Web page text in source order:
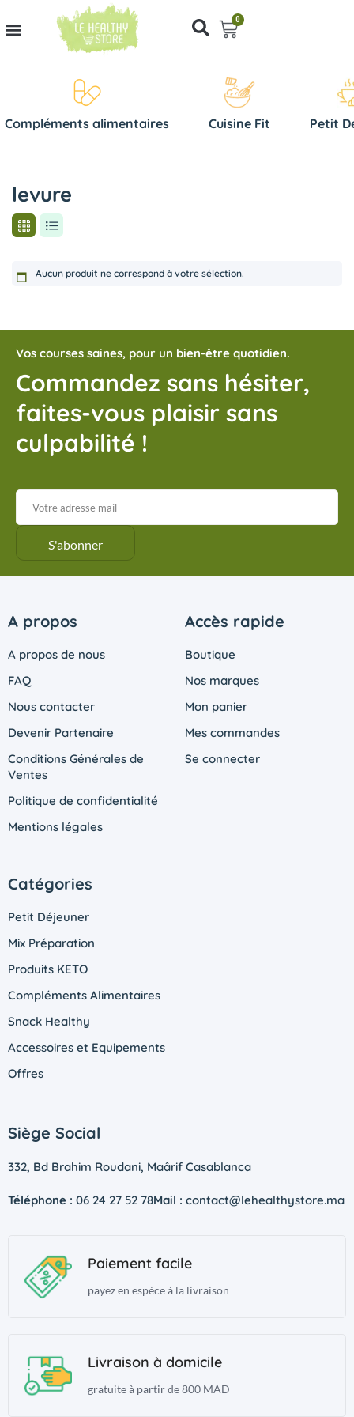
0
Compléments alimentaires Cuisine Fit Petit
levure
Aucun produit ne correspond à votre sélection.
Vos courses saines, pour un bien-être quotidien.
Commandez sans hésiter,
faites-vous plaisir sans
culpabilité !
A propos
A propos de nous
FAQ
Nous contacter
Devenir Partenaire
Conditions Générales de
Ventes
Politique de confidentialité
Mentions légales
Accès rapide
Boutique
Nos marques
Mon panier
Mes commandes
Se connecter
Catégories
Petit Déjeuner
Mix Préparation
Produits KETO
Compléments Alimentaires
Snack Healthy
Accessoires et Equipements
Offres
Siège Social
332, Bd Brahim Roudani, Maârif Casablanca
Téléphone : 06 24 27 52 78Mail : contact@lehealthystore.ma
Paiement facile
payez en espèce à la livraison
Livraison à domicile
gratuite à partir de 800 MAD